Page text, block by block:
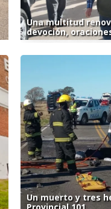
Una multitud
devoción,
Un muerto y tres